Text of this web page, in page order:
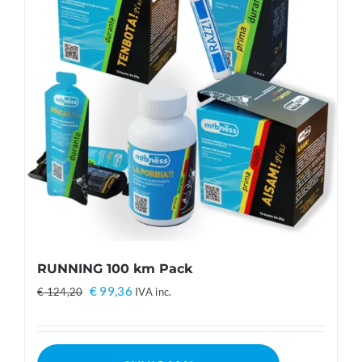
RUNNING 100 km Pack
€124,20 Il
era:
€ 99,36Il
è:
IVA inc.